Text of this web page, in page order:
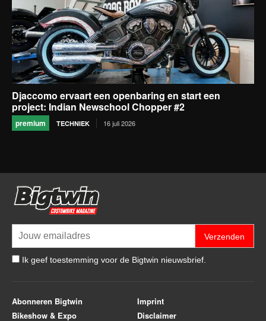
Djaccomo ervaart een openbaring en start een
project: Indian Newschool Chopper #2
premium TECHNIEK 16 juli 2026
Verzenden
Ik geef toestemming voor de Bigtwin nieuwsbrief.
Abonneren Bigtwin
Bikeshow & Expo
Imprint
Disclaimer